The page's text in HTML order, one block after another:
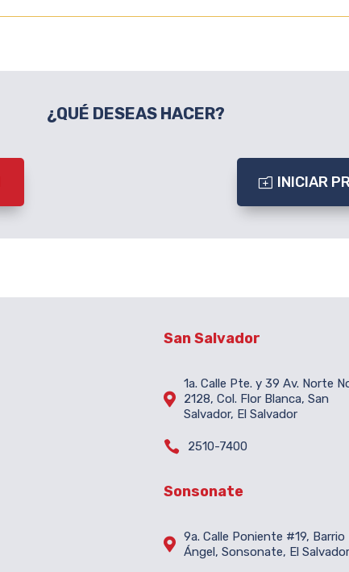
¿QUÉ DESEAS HACER?
INICIAR
San Salvador

1a. Calle Pte. y 39 Av. Norte
2128, Col. Flor Blanca, San
Salvador, El Salvador
 2510-7400
Sonsonate
 9a. Calle Poniente #19, Barrio
Ángel, Sonsonate, El Salvador